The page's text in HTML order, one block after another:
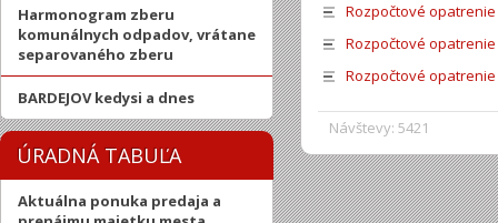
Harmonogram zberu
komunálnych odpadov, vrátane
separovaného zberu
BARDEJOV kedysi a dnes
ÚRADNÁ TABUĽA
Aktuálna ponuka predaja a
Návštevy: 5421
Rozpočtové
Rozpočtové
Rozpočtové